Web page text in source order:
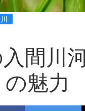
間川
魅力